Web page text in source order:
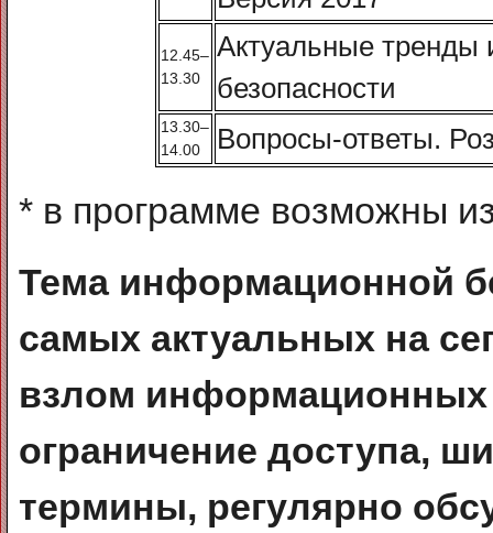
12.45–
13.30
Актуальные тренды
безопасности
13.30–
14.00
Вопросы-ответы.
* в программе возможны
Тема информационной
самых актуальных на
взлом информационных
ограничение доступа,
термины, регулярно